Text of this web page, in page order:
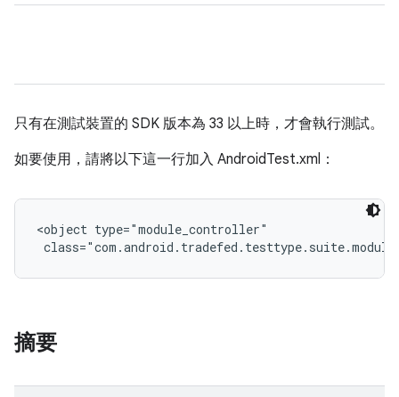
只有在測試裝置的 SDK 版本為 33 以上時，才會執行測試。
如要使用，請將以下這一行加入 AndroidTest.xml：
<object type="module_controller"
摘要